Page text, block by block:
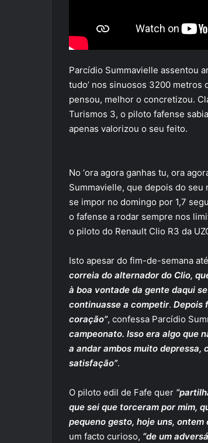
Parcídio Summavielle assentou
tudo’ nos sinuosos 3200 metros
pensou, melhor o concretizou.
Turismos 3, o piloto fafense
apenas valorizou o seu feito.
No ‘ora agora ganhas tu, ora
Summavielle, que depois do
se impor no domingo por 1,7
o fafense a rodar sempre nos
o piloto do Renault Clio R3 da
Isto apesar do fim-de-semana
correia do alternador do Clio,
à boa vontade da gente daqui
continuasse a competir. Depois
coração”, confessa Parcídio
campeonato. Isso era algo que
a andar ambos muito depressa,
satisfação”.
O piloto edil de Fafe quer
que sei que torceram por mim,
pequeno gesto, hoje uns, ontem
um facto curioso, “de um